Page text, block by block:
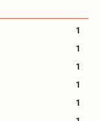
1
1
1
1
1